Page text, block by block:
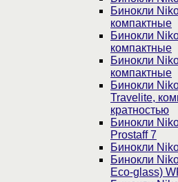
Бинокли
компактные
Бинокли
компактные
Бинокли
компактные
Бинокли
Travelite,
кратностью
Бинокли
Prostaff 7
Бинокли
Бинокли
Eco-glass)